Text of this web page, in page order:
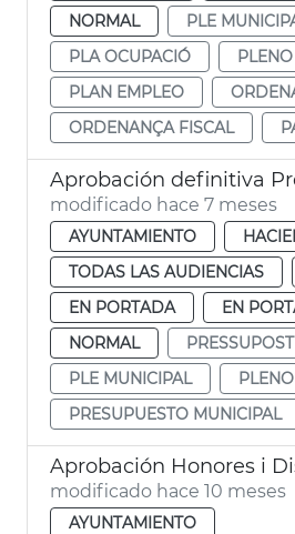
NORMAL
PLE
PLA OCUPACIÓ
PLAN EMPLEO
ORDENANÇA FISCAL
modificado hace 7 meses
AYUNTAMIENTO
TODAS LAS AUDIENCIAS
EN PORTADA
EN
NORMAL
PLE MUNICIPAL
PRESUPUESTO MUNICIPAL
modificado hace 10 meses
AYUNTAMIENTO